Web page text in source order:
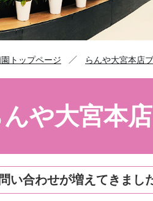
トップページ ／ らんや大宮本店
んや大宮本
い合わせが増えてきまし